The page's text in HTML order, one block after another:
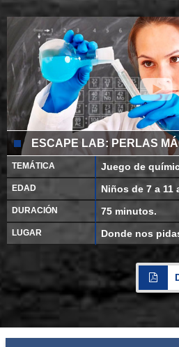
ESCAPE LAB: PERLAS
TEMÁTICA Juego de
EDAD Niños de 7 a 11
DURACIÓN 75 minutos.
LUGAR Donde nos